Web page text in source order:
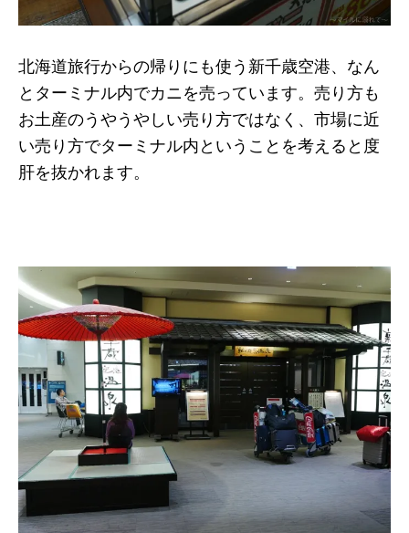
北海道旅行からの帰りにも使う新千歳空港、なん
とターミナル内でカニを売っています。売り方も
お土産のうやうやしい売り方ではなく、市場に近
い売り方でターミナル内ということを考えると度
肝を抜かれます。